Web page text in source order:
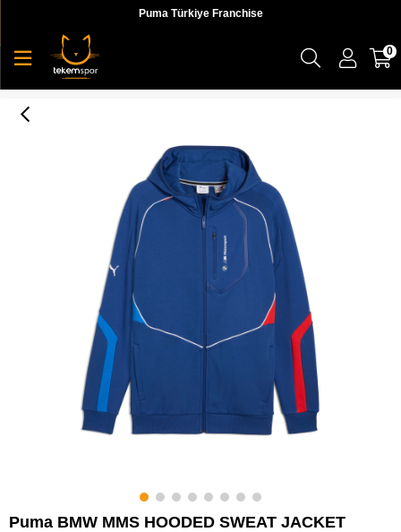
Puma Türkiye Franchise
0
Puma BMW MMS HOODED SWEAT JACKET